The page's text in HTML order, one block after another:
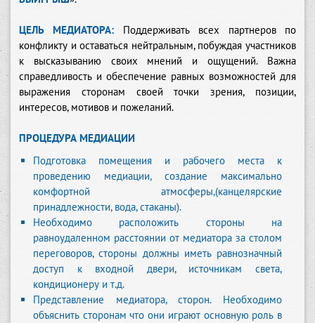
ЦЕЛЬ МЕДИАТОРА: Поддерживать всех партнеров по
конфликту и оставаться нейтральным, побуждая участников
к высказыванию своих мнений и ощущений. Важна
справедливость и обеспечение равных возможностей для
выражения сторонам своей точки зрения, позиции,
интересов, мотивов и пожеланий.
ПРОЦЕДУРА МЕДИАЦИИ
Подготовка помещения и рабочего места к
проведению медиации, создание максимально
комфортной атмосферы,(канцелярские
принадлежности, вода, стаканы).
Необходимо расположить стороны на
равноудаленном расстоянии от медиатора за столом
переговоров, стороны должны иметь равнозначный
доступ к входной двери, источникам света,
кондиционеру и т.д.
Представление медиатора, сторон. Необходимо
объяснить сторонам что они играют основную роль в